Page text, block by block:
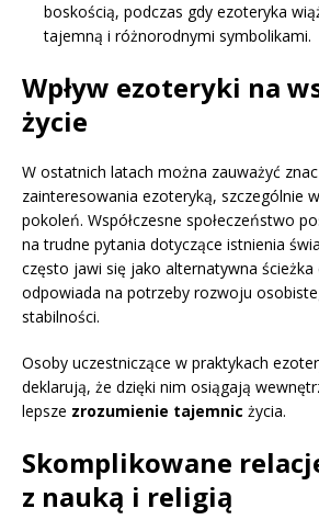
boskością, podczas gdy ezoteryka
tajemną i różnorodnymi symbolikami.
Wpływ ezoteryki na
życie
W ostatnich latach można zauważyć
zainteresowania ezoteryką, szczególnie
pokoleń. Współczesne społeczeństwo
na trudne pytania dotyczące istnienia
często jawi się jako alternatywna
odpowiada na potrzeby rozwoju
stabilności.
Osoby uczestniczące w praktykach
deklarują, że dzięki nim osiągają
lepsze zrozumienie tajemnic życia.
Skomplikowane
z nauką i religią